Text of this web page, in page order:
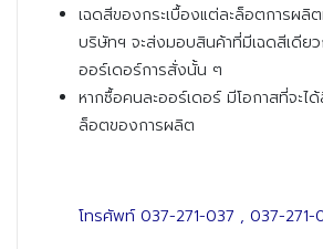
เฉดสีของกระเบื้องแต่ละล็อตการผลิ
บริษัทฯ จะส่งมอบสินค้าที่มีเฉดสีเดียว
ออร์เดอร์การสั่งนั้น ๆ
หากซื้อคนละออร์เดอร์ มีโอกาสที่จะไ
ล็อตของการผลิต
โทรศัพท์ 037-271-037 , 037-271-